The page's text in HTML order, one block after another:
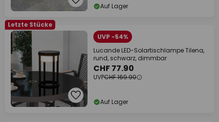
Auf Lager
Letzte Stücke
UVP -54%
Lucande LED-Solartischlampe Tilena,
rund, schwarz, dimmbar
CHF 77.90
UVPCHF 169.90
Auf Lager